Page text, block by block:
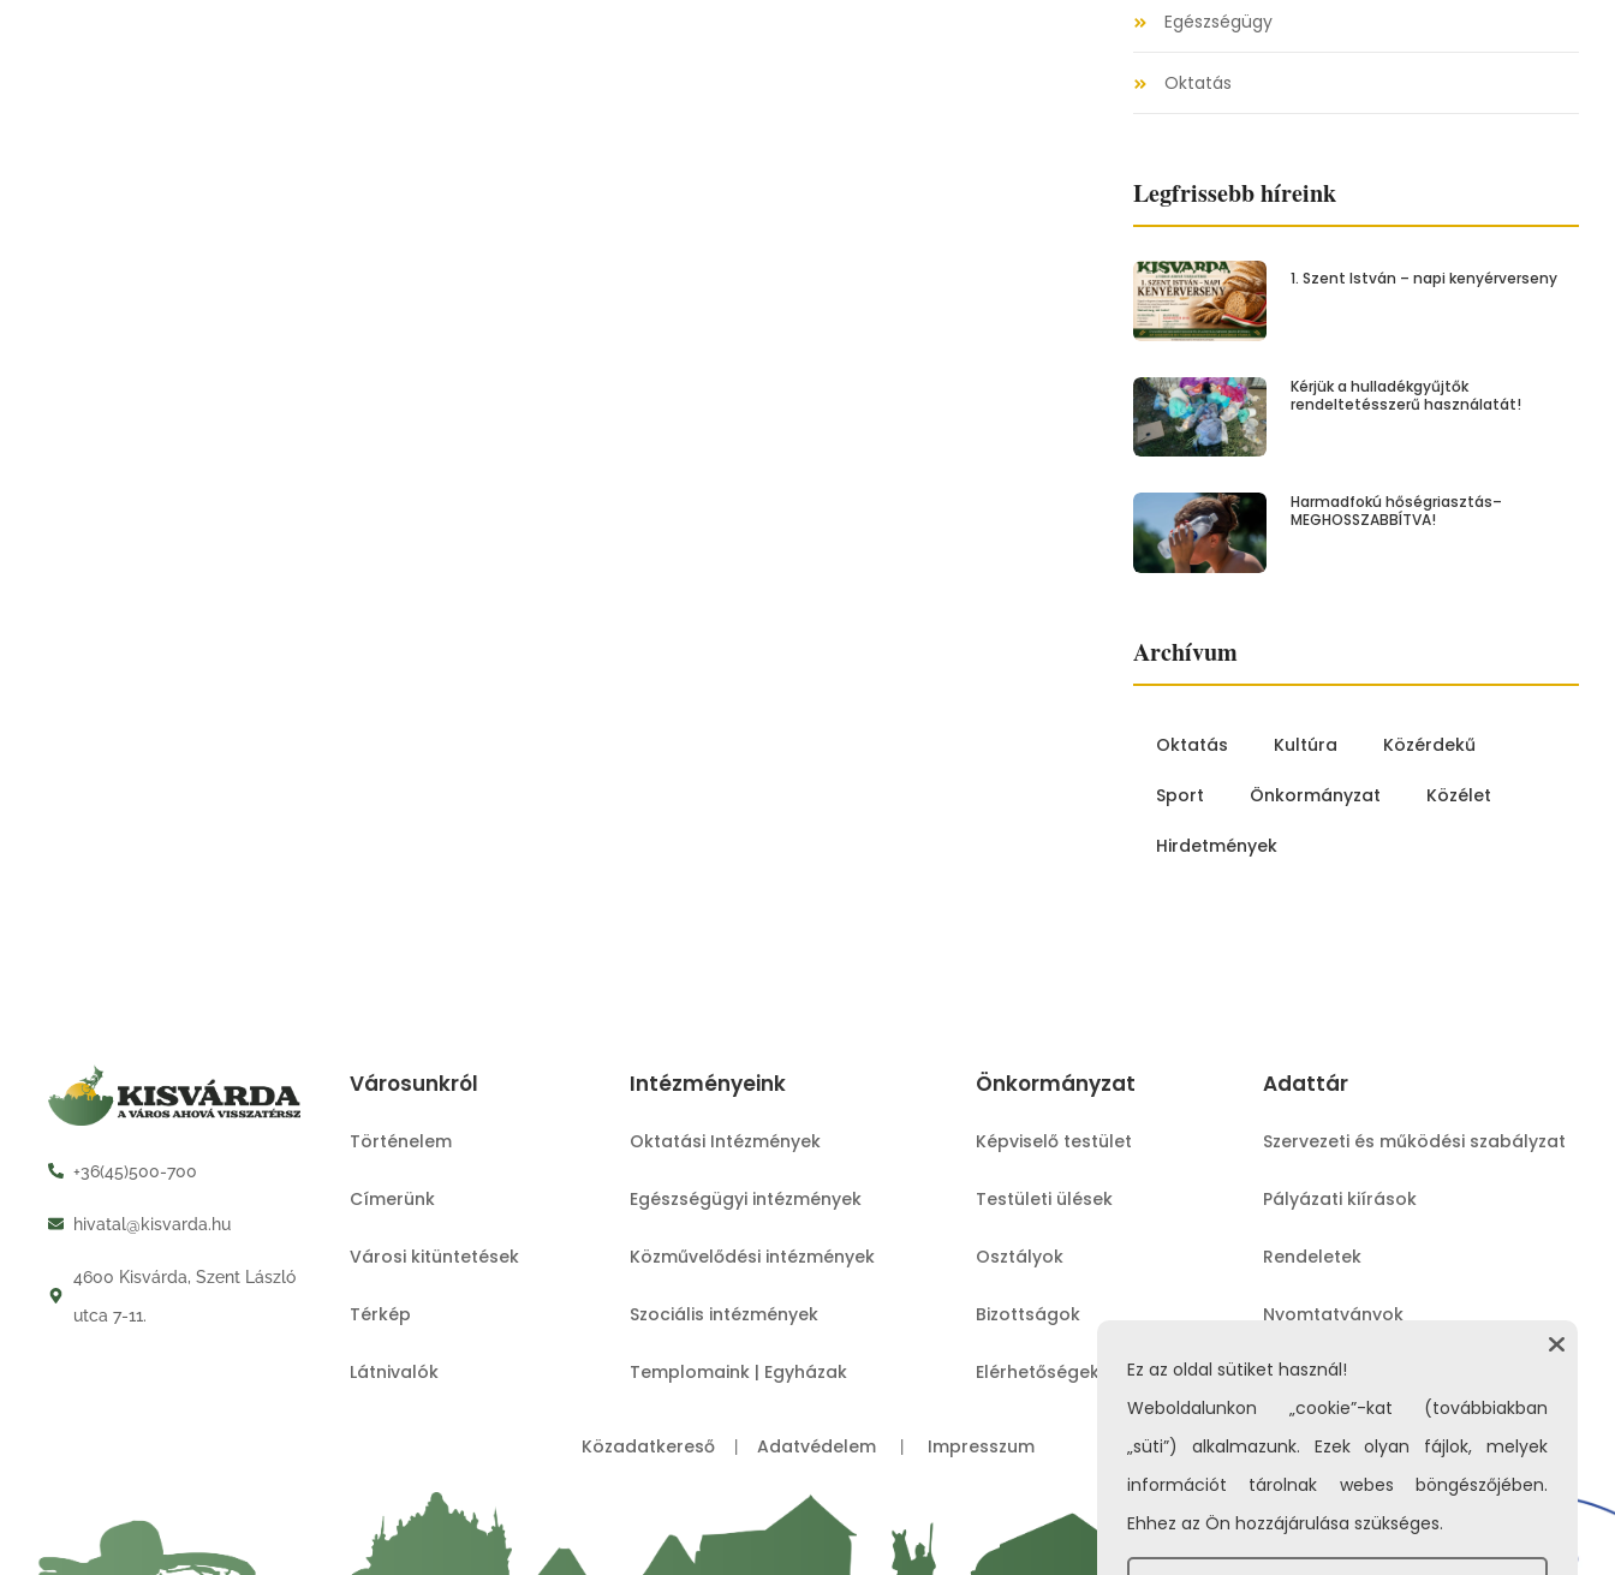
Egészségügy
Oktatás
Legfrissebb híreink
1. Szent István – napi kenyérverseny
Kérjük a hulladékgyűjtők
rendeltetésszerű használatát!
Harmadfokú hőségriasztás–
MEGHOSSZABBÍTVA!
Archívum
Oktatás Kultúra Közérdekű
Sport Önkormányzat Közélet
Hirdetmények
Ez az oldal sütiket használ!
Weboldalunkon „cookie”-kat (továbbiakban
„süti”) alkalmazunk. Ezek olyan fájlok, melyek
információt tárolnak webes böngészőjében.
Ehhez az Ön hozzájárulása szükséges.
+36(45)500-700
hivatal@kisvarda.hu
4600 Kisvárda, Szent László
utca 7-11.
Városunkról
Történelem
Címerünk
Városi kitüntetések
Térkép
Látnivalók
Intézményeink
Oktatási Intézmények
Egészségügyi intézmények
Közművelődési intézmények
Szociális intézmények
Templomaink | Egyházak
Önkormányzat
Képviselő testület
Testületi ülések
Osztályok
Bizottságok
Elérhetőségek
Adattár
Szervezeti és működési szabályzat
Pályázati kiírások
Rendeletek
Nyomtatványok
Közérdekű adatok
Közadatkereső Adatvédelem Impresszum